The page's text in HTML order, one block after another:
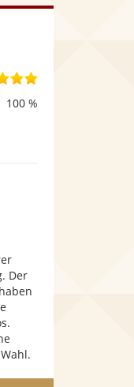
5
100 %
Der